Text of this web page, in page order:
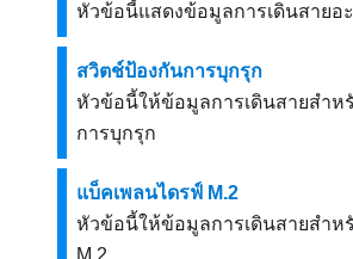
หัวข้อนี้แสดงข้อมูลการเดินสายอ
สวิตช์ป้องกันการบุกรุก
หัวข้อนี้ให้ข้อมูลการเดินสายสำห
การบุกรุก
แบ็คเพลนไดรฟ์ M.2
หัวข้อนี้ให้ข้อมูลการเดินสายสำห